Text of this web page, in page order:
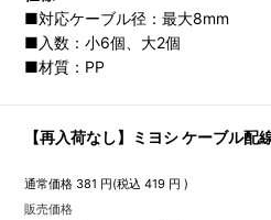
■対応ケーブル径：最大8mm
■入数：小6個、大2個
■材質：PP
【再入荷なし】ミヨシ ケーブル
通常価格 381 円(税込419 円 )
販売価格